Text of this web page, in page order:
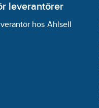
leverantörer
hos Ahlsell